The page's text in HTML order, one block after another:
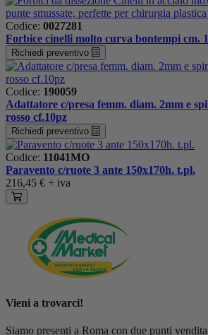
Codice: 0027281
Forbice cinelli molto curva bontempi cm.
Richiedi preventivo
Codice: 190059
Adattatore c/presa femm. diam. 2mm e
rosso cf.10pz
Richiedi preventivo
Codice: 11041MO
Paravento c/ruote 3 ante 150x170h. t.pl.
216,45 € + iva
Vieni a trovarci!
Siamo presenti a Roma con due punti